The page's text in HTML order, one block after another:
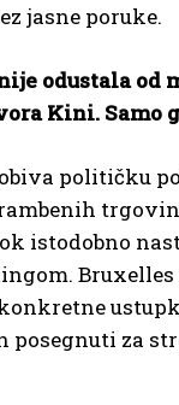
jasne poruke.
odustala od
Kini. Samo
političku
istodobno
Bruxelles
posegnuti za